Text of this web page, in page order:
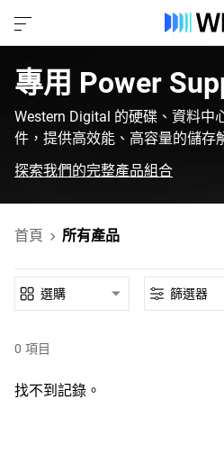
專用‎ Power
Western Digital 的硬碟、資料中
件，提供高效能、高容量的儲存
探索我們的完整產品組合
首頁 所有產品
0 項目
選購 篩選器
找不到記錄。